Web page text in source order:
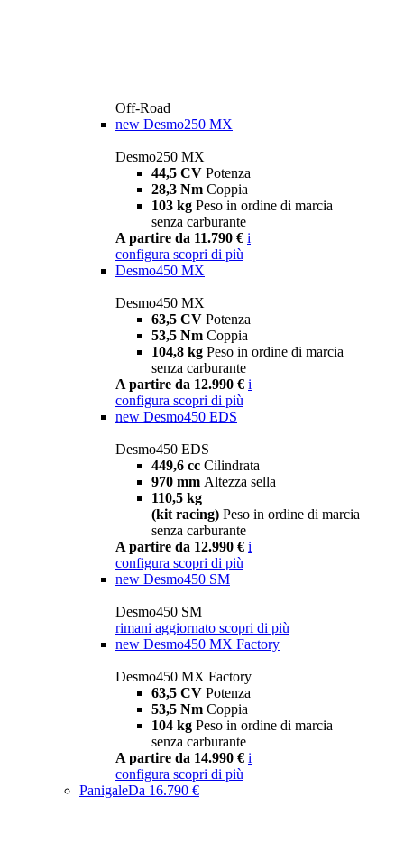
Off-Road
new Desmo250 MX
Desmo250 MX
44,5 CV Potenza
28,3 Nm Coppia
103 kg Peso in ordine di marcia
senza carburante
A partire da 11.790 € i
configura scopri di più
Desmo450 MX
Desmo450 MX
63,5 CV Potenza
53,5 Nm Coppia
104,8 kg Peso in ordine di marcia
senza carburante
A partire da 12.990 € i
configura scopri di più
new Desmo450 EDS
Desmo450 EDS
449,6 cc Cilindrata
970 mm Altezza sella
110,5 kg
(kit racing) Peso in ordine di marcia
senza carburante
A partire da 12.990 € i
configura scopri di più
new Desmo450 SM
Desmo450 SM
rimani aggiornato scopri di più
new Desmo450 MX Factory
Desmo450 MX Factory
63,5 CV Potenza
53,5 Nm Coppia
104 kg Peso in ordine di marcia
senza carburante
A partire da 14.990 € i
configura scopri di più
PanigaleDa 16.790 €